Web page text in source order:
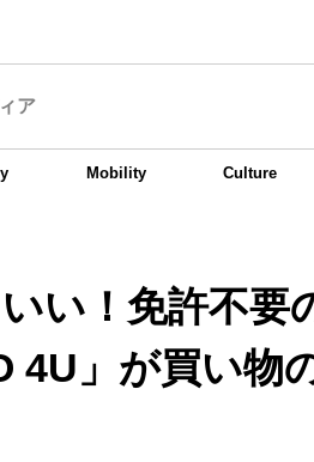
ア
Mobility Culture
い！免許不要
4U」が買い物